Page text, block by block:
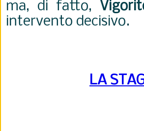
ma, di fatto,
intervento decisivo.
LA